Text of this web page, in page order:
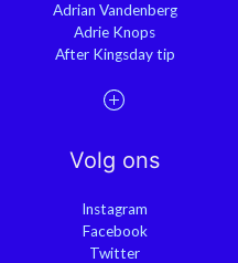
Adrian Vandenberg
Adrie Knops
After Kingsday tip
Volg ons
Instagram
Facebook
Twitter